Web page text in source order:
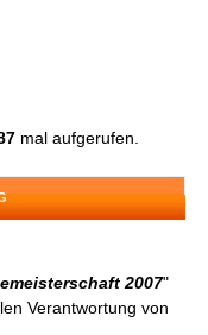
mal aufgerufen.
2007"
Verantwortung von